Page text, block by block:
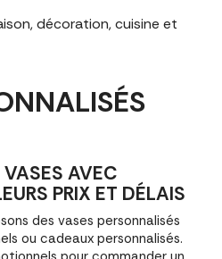
décoration, cuisine et
AVEC
PRIX ET DÉLAIS
des vases personnalisés
ou cadeaux personnalisés.